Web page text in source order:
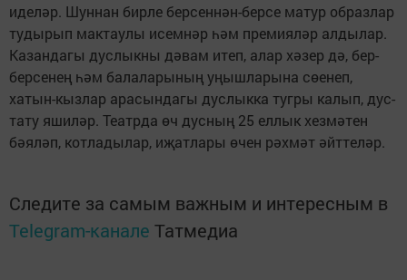
иделәр. Шуннан бирле берсеннән-берсе матур образлар
тудырып мактаулы исемнәр һәм премияләр алдылар.
Казандагы дуслыкны дәвам итеп, алар хәзер дә, бер-
берсенең һәм балаларының уңышларына сөенеп,
хатын-кызлар арасындагы дуслыкка тугры калып, дус-
тату яшиләр. Театрда өч дусның 25 еллык хезмәтен
бәяләп, котладылар, иҗатлары өчен рәхмәт әйттеләр.
Следите за самым важным и интересным в
Telegram-канале Татмедиа